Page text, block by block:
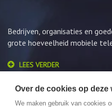
Bedrijven, organisaties en
grote hoeveelheid mobiele
LEES VERDER
Over de cookies op deze
We maken gebruik van cookies